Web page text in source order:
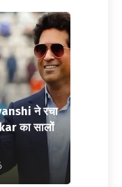
ने रचा
का सालों